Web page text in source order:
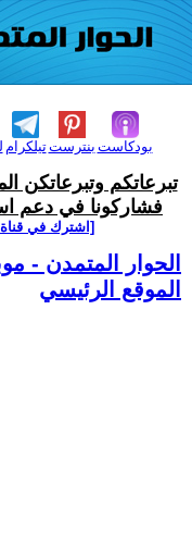
تيلكرامبنترست بودكاست
تبرعاتكم وتبرعاتكن
فشاركونا في دعم
[اشترك في قناة
الحوار المتمدن -
الموقع الرئيسي